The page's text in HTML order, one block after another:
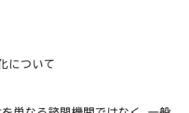
報提供フォーム
について